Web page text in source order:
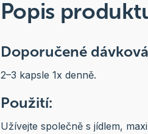
Popis
Doporučené
2–3 kapsle 1x denně.
Použití:
Užívejte společně s jídlem,